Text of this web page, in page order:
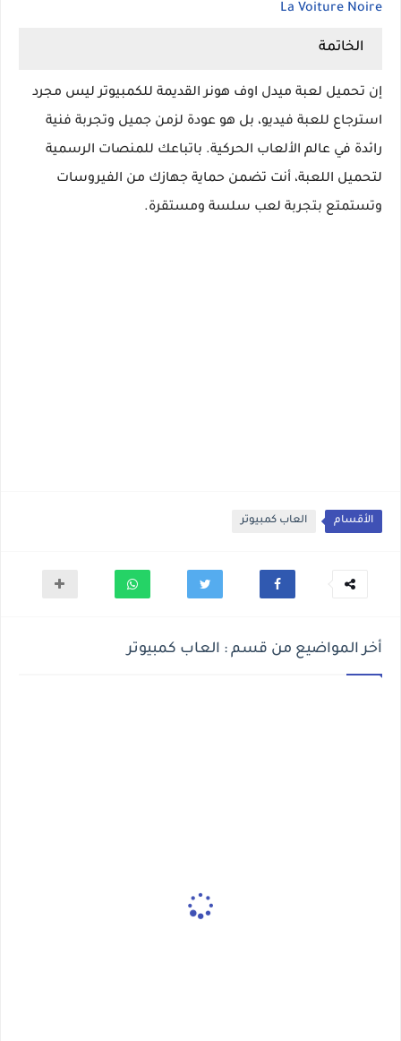
La Voiture Noire
الخاتمة
إن تحميل لعبة ميدل اوف هونر القديمة للكمبيوتر ليس مجرد
استرجاع للعبة فيديو، بل هو عودة لزمن جميل وتجربة فنية
رائدة في عالم الألعاب الحركية. باتباعك للمنصات الرسمية
لتحميل اللعبة، أنت تضمن حماية جهازك من الفيروسات
وتستمتع بتجربة لعب سلسة ومستقرة.
الأقسام العاب كمبيوتر
أخر المواضيع من قسم : العاب كمبيوتر